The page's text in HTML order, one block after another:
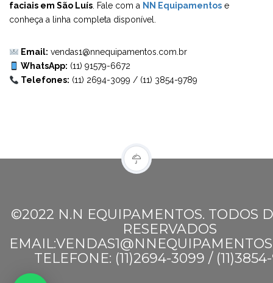
faciais em São Luís. Fale com a NN Equipamentos e
conheça a linha completa disponível.
Email: vendas1@nnequipamentos.com.br
WhatsApp: (11) 91579-6672
Telefones: (11) 2694-3099 / (11) 3854-9789
©2022 N.N EQUIPAMENTOS. TODOS
RESERVADOS
TELEFONE: (11)2694-3099 /